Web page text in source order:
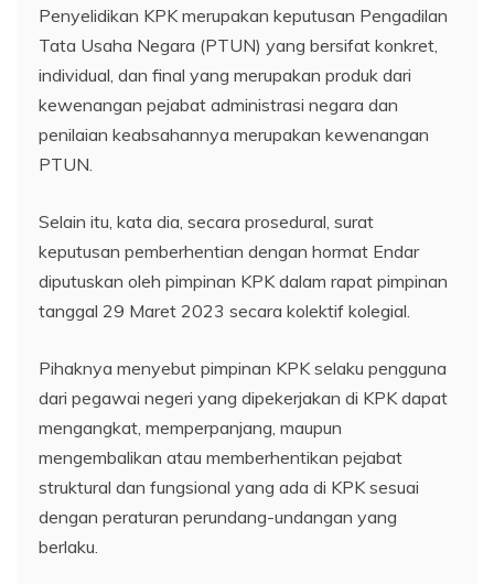
Penyelidikan KPK merupakan keputusan Pengadilan
Tata Usaha Negara (PTUN) yang bersifat konkret,
individual, dan final yang merupakan produk dari
kewenangan pejabat administrasi negara dan
penilaian keabsahannya merupakan kewenangan
PTUN.
Selain itu, kata dia, secara prosedural, surat
keputusan pemberhentian dengan hormat Endar
diputuskan oleh pimpinan KPK dalam rapat pimpinan
tanggal 29 Maret 2023 secara kolektif kolegial.
Pihaknya menyebut pimpinan KPK selaku pengguna
dari pegawai negeri yang dipekerjakan di KPK dapat
mengangkat, memperpanjang, maupun
mengembalikan atau memberhentikan pejabat
struktural dan fungsional yang ada di KPK sesuai
dengan peraturan perundang-undangan yang
berlaku.